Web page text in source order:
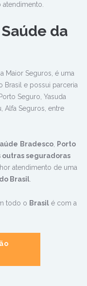
atendimento.
da
Maior Seguros, é uma
Brasil e possui parceria
Seguro, Yasuda
Alfa Seguros, entre
Bradesco, Porto
seguradoras
atendimento de uma
Brasil.
todo o Brasil é com a